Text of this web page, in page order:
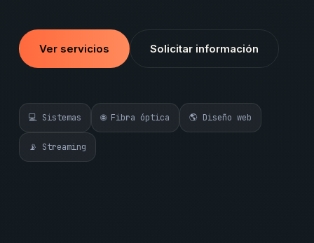
Ver servicios Solicitar información
💻 Sistemas 🌐 Fibra óptica 🌎 Diseño web
📡 Streaming